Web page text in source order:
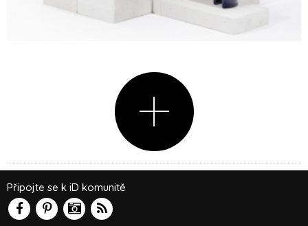
Připojte se k iD komunitě